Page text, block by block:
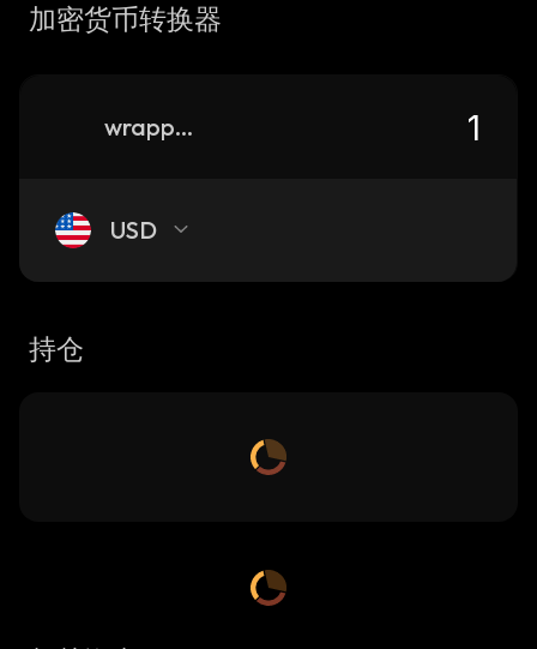
加密货币转换器
wrapped-roush-fenway-keselowski-kayen
USD
持仓